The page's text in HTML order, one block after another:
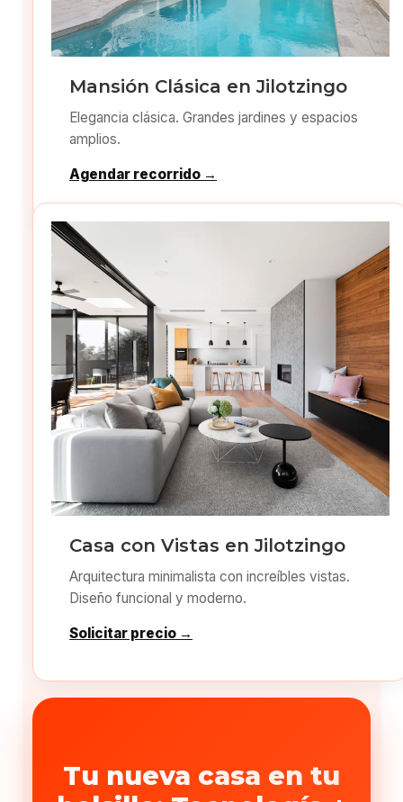
Mansión Clásica en Jilotzingo
Elegancia clásica. Grandes jardines y espacios
amplios.
Agendar recorrido →
Casa con Vistas en Jilotzingo
Arquitectura minimalista con increíbles vistas.
Diseño funcional y moderno.
Solicitar precio →
Tu nueva casa en tu